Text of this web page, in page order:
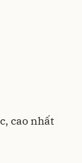
cao nhất